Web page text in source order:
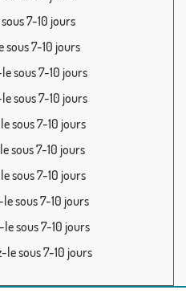
7-10 jours
sous 7-10 jours
sous 7-10 jours
sous 7-10 jours
sous 7-10 jours
sous 7-10 jours
sous 7-10 jours
sous 7-10 jours
sous 7-10 jours
le sous 7-10 jours